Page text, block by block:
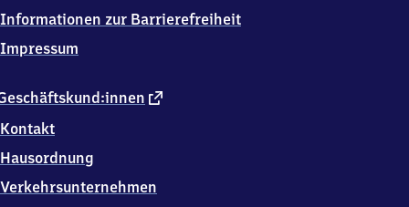
externer
Kontakt
Hausordnung
Verkehrsunternehmen
Informationen zur Barrierefreiheit
Impressum